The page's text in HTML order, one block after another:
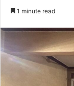
1 minute read